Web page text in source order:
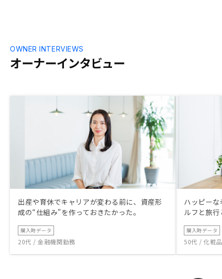
オーナーインタビュー
OWNER INTERVIEWS
出産や育休でキャリアが変わる前に、資産形
成の“仕組み”を作っておきたかった。
購入時データ
20代 / 金融機関勤務
ハッピー
ルフと旅
購入時データ
50代 / 化粧